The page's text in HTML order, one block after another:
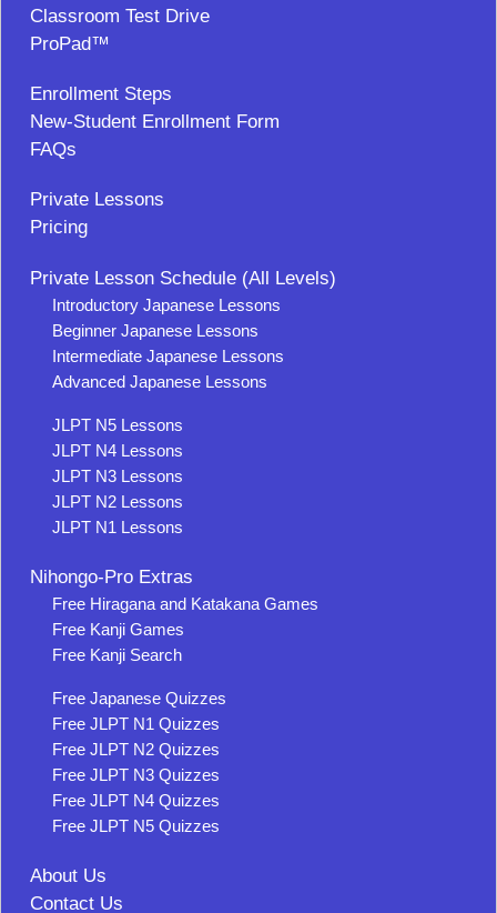
Classroom Test Drive
ProPad™
Enrollment Steps
New-Student Enrollment Form
FAQs
Private Lessons
Pricing
Private Lesson Schedule (All Levels)
Introductory Japanese Lessons
Beginner Japanese Lessons
Intermediate Japanese Lessons
Advanced Japanese Lessons
JLPT N5 Lessons
JLPT N4 Lessons
JLPT N3 Lessons
JLPT N2 Lessons
JLPT N1 Lessons
Nihongo-Pro Extras
Free Hiragana and Katakana Games
Free Kanji Games
Free Kanji Search
Free Japanese Quizzes
Free JLPT N1 Quizzes
Free JLPT N2 Quizzes
Free JLPT N3 Quizzes
Free JLPT N4 Quizzes
Free JLPT N5 Quizzes
About Us
Contact Us